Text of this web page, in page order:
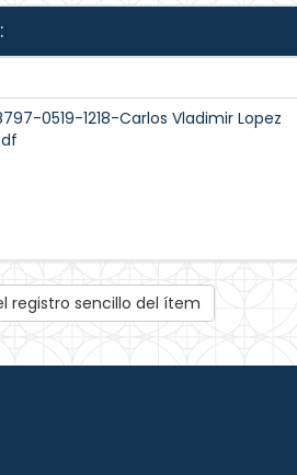
0519-1218-Carlos Vladimir Lopez
registro sencillo del ítem